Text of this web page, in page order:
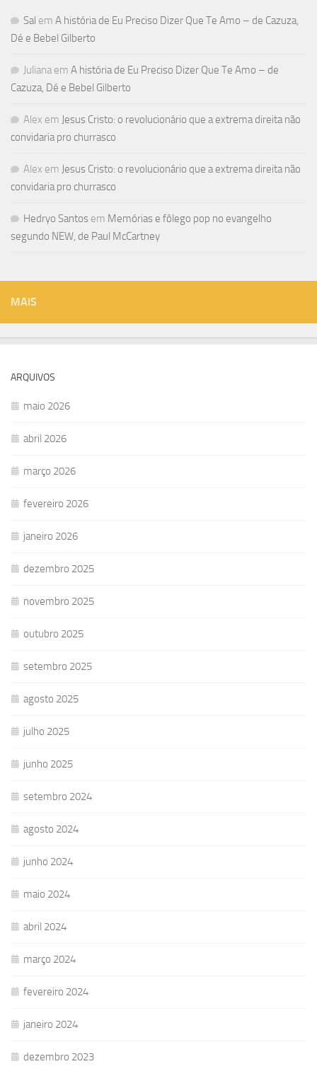
Sal em A história de Eu Preciso Dizer Que Te Amo – de Cazuza,
Dé e Bebel Gilberto
Juliana em A história de Eu Preciso Dizer Que Te Amo – de
Cazuza, Dé e Bebel Gilberto
Alex em Jesus Cristo: o revolucionário que a extrema direita não
convidaria pro churrasco
Alex em Jesus Cristo: o revolucionário que a extrema direita não
convidaria pro churrasco
Hedryo Santos em Memórias e fôlego pop no evangelho
segundo NEW, de Paul McCartney
MAIS
ARQUIVOS
maio 2026
abril 2026
março 2026
fevereiro 2026
janeiro 2026
dezembro 2025
novembro 2025
outubro 2025
setembro 2025
agosto 2025
julho 2025
junho 2025
setembro 2024
agosto 2024
junho 2024
maio 2024
abril 2024
março 2024
fevereiro 2024
janeiro 2024
dezembro 2023